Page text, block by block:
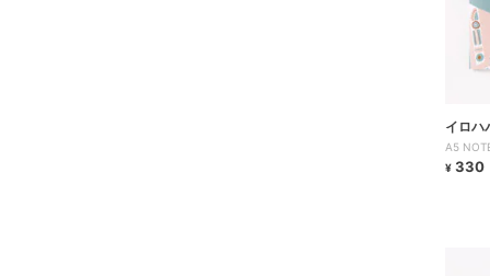
イロハ
A5
¥ 330